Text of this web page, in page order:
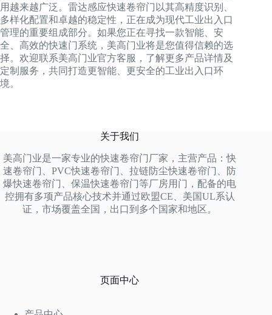
用越来越广泛。雷达感应快速卷帘门以其高精度识别、
多样化配置和卓越的稳定性，正在成为现代工业出入口
管理的重要组成部分。如果您正在寻找一款智能、安
全、高效的快速门系统，美高门业将是您值得信赖的选
择。欢迎联系美高门业官方客服，了解更多产品详情及
定制服务，共同打造更智能、更安全的工业出入口环
境。
关于我们
美高门业是一家专业的快速卷帘门厂家，主营产品：快
速卷帘门、PVC快速卷帘门、拉链防尘快速卷帘门、防
爆快速卷帘门、保温快速卷帘门等厂房用门，配备的电
控拥有多项产品核心技术并通过欧盟CE、美国UL系认
证，市场覆盖全国，出口到多个国家和地区。
页面中心